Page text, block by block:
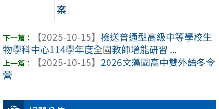
案
【2025-10-15】 檢送普通型高級中等學校生
物學科中心114學年度全國教師增能研習 ...
【2025-10-15】 2026文藻國高中雙外語冬令
營